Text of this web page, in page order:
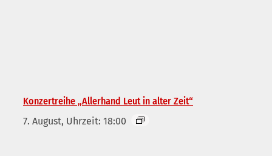
Konzertreihe „Allerhand Leut in alter Zeit“
7. August, Uhrzeit: 18:00